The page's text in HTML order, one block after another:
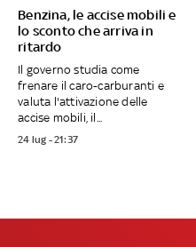
Benzina, le accise mobili e
lo sconto che arriva in
ritardo
Il governo studia come
frenare il caro-carburanti e
valuta l'attivazione delle
accise mobili, il...
24 lug - 21:37